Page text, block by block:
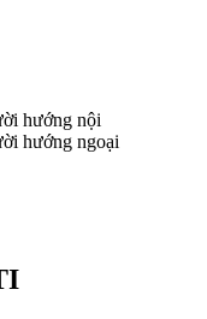
hướng nội
hướng ngoại